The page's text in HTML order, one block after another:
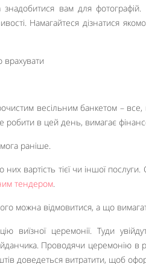
знадобитися вам для фотографій.
Намагайтеся дізнатися
весільним банкетом –
робити в цей день, вимагає
раніше.
вартість тієї чи іншої
тендером.
можна відмовитися, а що
виїзної церемонії. Туди
Проводячи церемонію в
доведеться витратити, щоб